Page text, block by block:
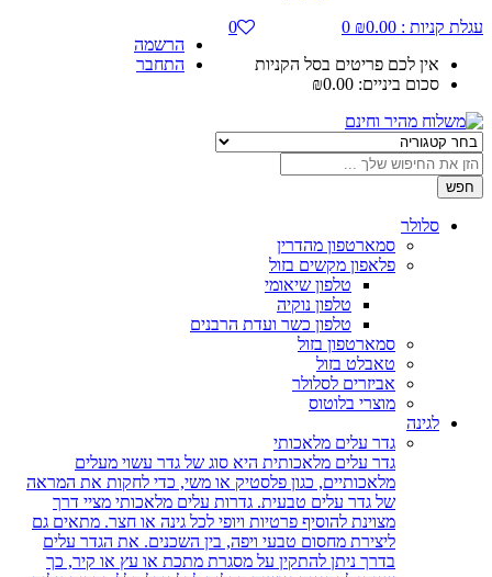
עגלת קניות :
₪0.00
0
אין לכם פריטים בסל הקניות
סכום ביניים:
₪0.00
0
הרשמה
התחבר
חפש
סלולר
סמארטפון מהדרין
פלאפון מקשים בזול
טלפון שיאומי
טלפון נוקיה
טלפון כשר ועדת הרבנים
סמארטפון בזול
טאבלט בזול
אביזרים לסלולר
מוצרי בלוטוס
לגינה
גדר עלים מלאכותי
גדר עלים מלאכותית היא סוג של גדר עשוי מעלים
מלאכותיים, כגון פלסטיק או משי, כדי לחקות את המראה
של גדר עלים טבעית. גדרות עלים מלאכותי מציי דרך
מצוינת להוסיף פרטיות ויופי לכל גינה או חצר. מתאים גם
ליצירת מחסום טבעי ויפה, בין השכנים. את הגדר עלים
בדרך ניתן להתקין על מסגרת מתכת או עץ או קיר, כך